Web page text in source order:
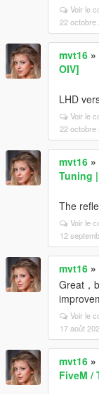
Voir le
22 octobre
mvt16 »
OIV]
LHD
Voir le
22 octobre
mvt16 »
Tuning
The
Voir le
12
mvt16 »
Great，
Voir le
17 août
mvt16 »
FiveM /